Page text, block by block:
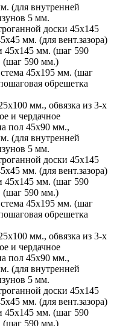
(для внутренней
5 мм.
доски 45х145
мм. (для вент.зазора)
45х145 мм. (шаг 590
(шаг 590 мм.)
45х195 мм. (шаг
обрешетка
мм., обвязка из 3-х
и чердачное
пол 45х90 мм.,
(для внутренней
5 мм.
доски 45х145
мм. (для вент.зазора)
45х145 мм. (шаг 590
(шаг 590 мм.)
45х195 мм. (шаг
обрешетка
мм., обвязка из 3-х
и чердачное
пол 45х90 мм.,
(для внутренней
5 мм.
доски 45х145
мм. (для вент.зазора)
45х145 мм. (шаг 590
(шаг 590 мм.)